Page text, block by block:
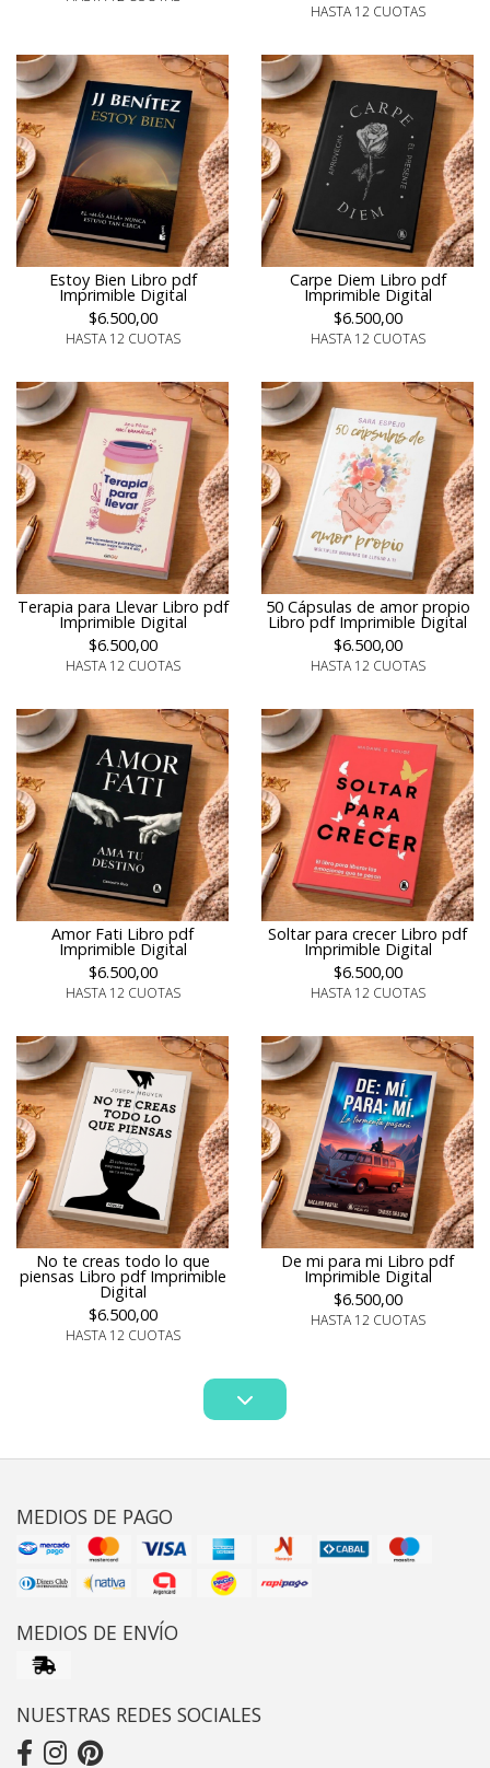
HASTA 12 CUOTAS
Estoy Bien Libro pdf
Imprimible Digital
$6.500,00
HASTA 12 CUOTAS
Carpe Diem Libro pdf
Imprimible Digital
$6.500,00
HASTA 12 CUOTAS
Terapia para Llevar Libro pdf
Imprimible Digital
$6.500,00
HASTA 12 CUOTAS
50 Cápsulas de amor propio
Libro pdf Imprimible Digital
$6.500,00
HASTA 12 CUOTAS
Amor Fati Libro pdf
Imprimible Digital
$6.500,00
HASTA 12 CUOTAS
Soltar para crecer Libro pdf
Imprimible Digital
$6.500,00
HASTA 12 CUOTAS
No te creas todo lo que
piensas Libro pdf Imprimible
Digital
$6.500,00
HASTA 12 CUOTAS
De mi para mi Libro pdf
Imprimible Digital
$6.500,00
HASTA 12 CUOTAS
MEDIOS DE PAGO
MEDIOS DE ENVÍO
NUESTRAS REDES SOCIALES